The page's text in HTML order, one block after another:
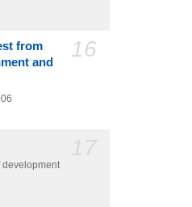
16
from
and
development